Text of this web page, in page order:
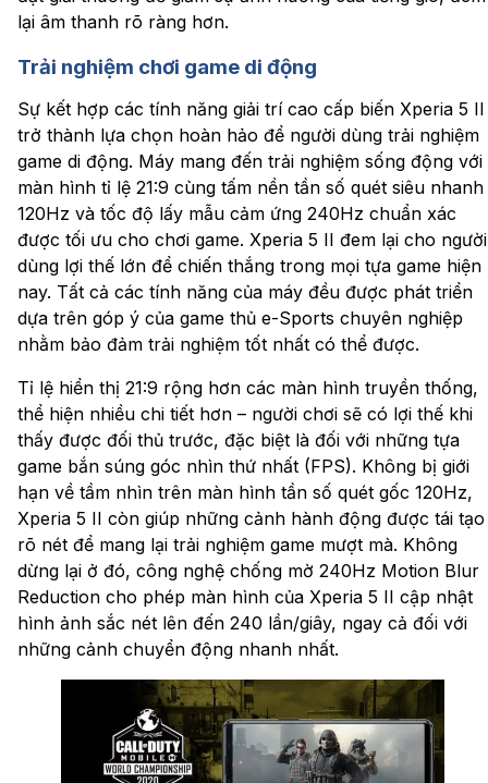
lại âm thanh rõ ràng hơn.
Trải nghiệm chơi game di động
Sự kết hợp các tính năng giải trí cao cấp biến Xperia 5 II
trở thành lựa chọn hoàn hảo để người dùng trải nghiệm
game di động. Máy mang đến trải nghiệm sống động với
màn hình tỉ lệ 21:9 cùng tấm nền tần số quét siêu nhanh
120Hz và tốc độ lấy mẫu cảm ứng 240Hz chuẩn xác
được tối ưu cho chơi game. Xperia 5 II đem lại cho người
dùng lợi thế lớn để chiến thắng trong mọi tựa game hiện
nay. Tất cả các tính năng của máy đều được phát triển
dựa trên góp ý của game thủ e-Sports chuyên nghiệp
nhằm bảo đảm trải nghiệm tốt nhất có thể được.
Tỉ lệ hiển thị 21:9 rộng hơn các màn hình truyền thống,
thể hiện nhiều chi tiết hơn – người chơi sẽ có lợi thế khi
thấy được đối thủ trước, đặc biệt là đối với những tựa
game bắn súng góc nhìn thứ nhất (FPS). Không bị giới
hạn về tầm nhìn trên màn hình tần số quét gốc 120Hz,
Xperia 5 II còn giúp những cảnh hành động được tái tạo
rõ nét để mang lại trải nghiệm game mượt mà. Không
dừng lại ở đó, công nghệ chống mờ 240Hz Motion Blur
Reduction cho phép màn hình của Xperia 5 II cập nhật
hình ảnh sắc nét lên đến 240 lần/giây, ngay cả đối với
những cảnh chuyển động nhanh nhất.